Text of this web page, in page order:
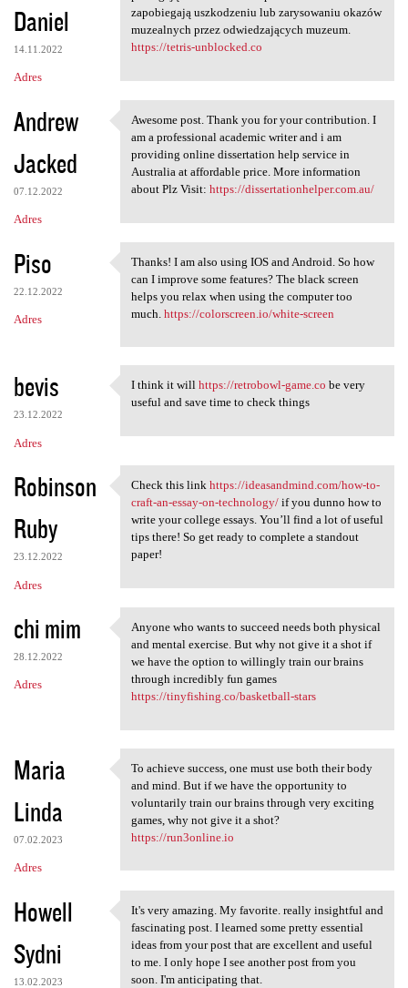
Daniel
14.11.2022
Adres
zapobiegają uszkodzeniu lub zarysowaniu okazów
muzealnych przez odwiedzających muzeum.
https://tetris-unblocked.co
Andrew
Jacked
07.12.2022
Adres
Awesome post. Thank you for
Awesome post. Thank you for your contribution. I
am a professional academic writer and i am
providing online dissertation help service in
Australia at affordable price. More information
about Plz Visit: https://dissertationhelper.com.au/
Piso
22.12.2022
Adres
Thanks! I am also using IOS
Thanks! I am also using IOS and Android. So how
can I improve some features? The black screen
helps you relax when using the computer too
much. https://colorscreen.io/white-screen
bevis
23.12.2022
Adres
I think it will https:/
I think it will https://retrobowl-game.co be very
useful and save time to check things
Robinson
Ruby
23.12.2022
Adres
Check this link https:/
Check this link https://ideasandmind.com/how-to-
craft-an-essay-on-technology/if you dunno how to
write your college essays. You’ll find a lot of useful
tips there! So get ready to complete a standout
paper!
chi mim
28.12.2022
Adres
Anyone who wants to succeed
Anyone who wants to succeed needs both physical
and mental exercise. But why not give it a shot if
we have the option to willingly train our brains
through incredibly fun games
https://tinyfishing.co/basketball-stars
Maria
Linda
07.02.2023
Adres
To achieve success, one must
To achieve success, one must use both their body
and mind. But if we have the opportunity to
voluntarily train our brains through very exciting
games, why not give it a shot?
https://run3online.io
Howell
Sydni
13.02.2023
It's very amazing. My
It's very amazing. My favorite. really insightful and
fascinating post. I learned some pretty essential
ideas from your post that are excellent and useful
to me. I only hope I see another post from you
soon. I'm anticipating that.